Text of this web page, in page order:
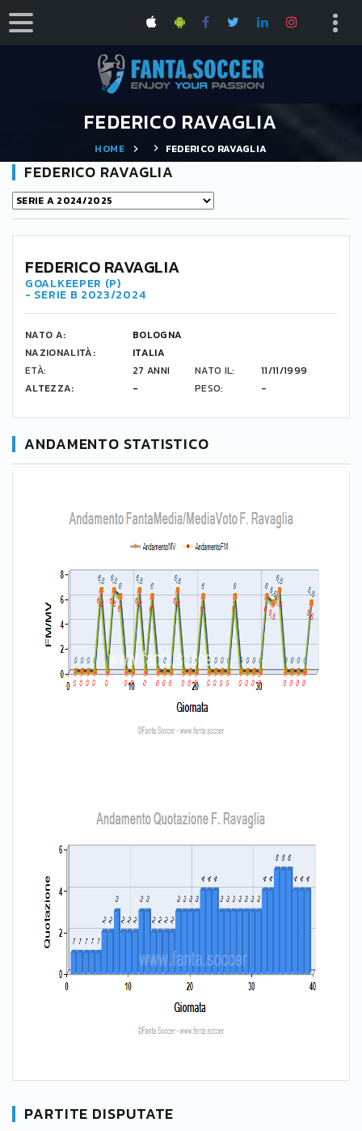
FEDERICO RAVAGLIA
HOME FEDERICO RAVAGLIA
FEDERICO RAVAGLIA
FEDERICO RAVAGLIA
GOALKEEPER (P)
- SERIE B 2023/2024
NATO A:
BOLOGNA
NAZIONALITÀ:
ITALIA
ETÀ:
27 ANNI NATO IL:
11/11/1999
ALTEZZA:
- PESO: -
ANDAMENTO STATISTICO
PARTITE DISPUTATE